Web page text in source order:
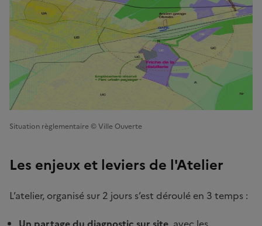
Situation règlementaire © Ville Ouverte
Les enjeux et leviers de l'Atelier
L’atelier, organisé sur 2 jours s’est déroulé en 3 temps :